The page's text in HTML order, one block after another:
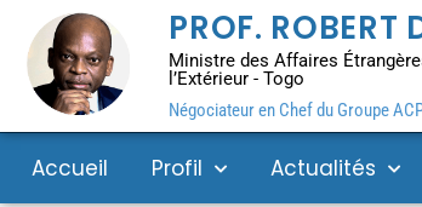
PROF. ROBERT
Ministre des Affaires
l’Extérieur - Togo
Négociateur en Chef du Groupe
Accueil Profil Actualités